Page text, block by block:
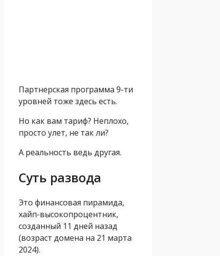
Партнерская программа 9-ти
уровней тоже здесь есть.
Но как вам тариф? Неплохо,
просто улет, не так ли?
А реальность ведь другая.
Суть развода
Это финансовая пирамида,
хайп-высокопроцентник,
созданный 11 дней назад
(возраст домена на 21 марта
2024).